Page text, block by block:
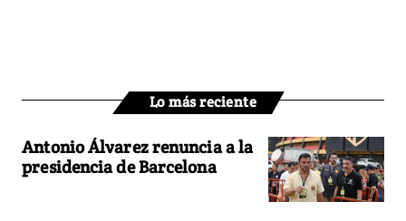
Lo más reciente
Antonio Álvarez renuncia a la
presidencia de Barcelona